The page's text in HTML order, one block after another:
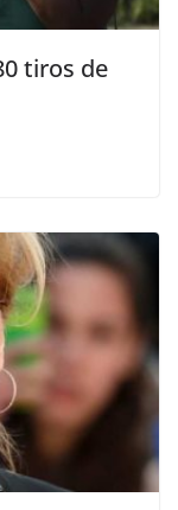
tiros de